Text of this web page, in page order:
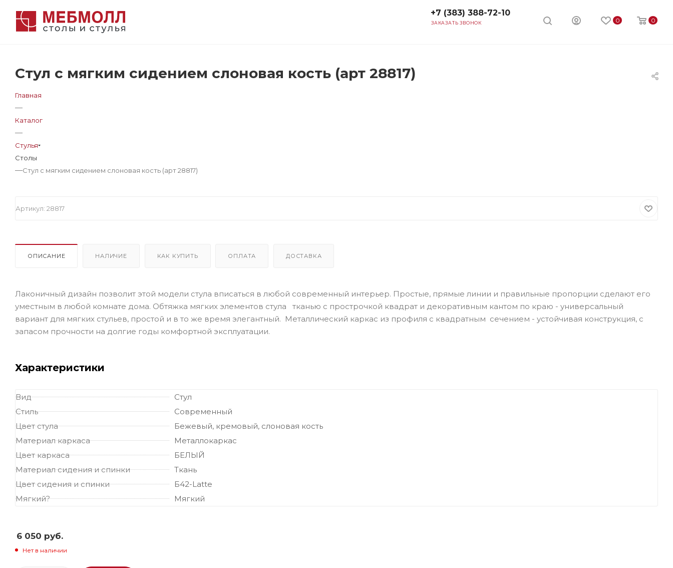
0 0
+7 (383) 388-72-10
ЗАКАЗАТЬ ЗВОНОК
Стул с мягким сидением слоновая кость (арт 28817)
Главная
—
Каталог
—
Стулья
Столы
—Стул с мягким сидением слоновая кость (арт 28817)
Артикул: 28817
ОПИСАНИЕ НАЛИЧИЕ КАК КУПИТЬ ОПЛАТА ДОСТАВКА
Лаконичный дизайн позволит этой модели стула вписаться в любой современный интерьер. Простые, прямые линии и правильные пропорции сделают его
уместным в любой комнате дома. Обтяжка мягких элементов стула тканью с прострочкой квадрат и декоративным кантом по краю - универсальный
вариант для мягких стульев, простой и в то же время элегантный. Металлический каркас из профиля с квадратным сечением - устойчивая конструкция, с
запасом прочности на долгие годы комфортной эксплуатации.
Характеристики
Вид
Стул
Стиль
Современный
Цвет стула
Бежевый, кремовый, слоновая кость
Материал каркаса
Металлокаркас
Цвет каркаса
БЕЛЫЙ
Материал сидения и спинки
Ткань
Цвет сидения и спинки
Б42-Latte
Мягкий?
Мягкий
6 050 руб.
Нет в наличии